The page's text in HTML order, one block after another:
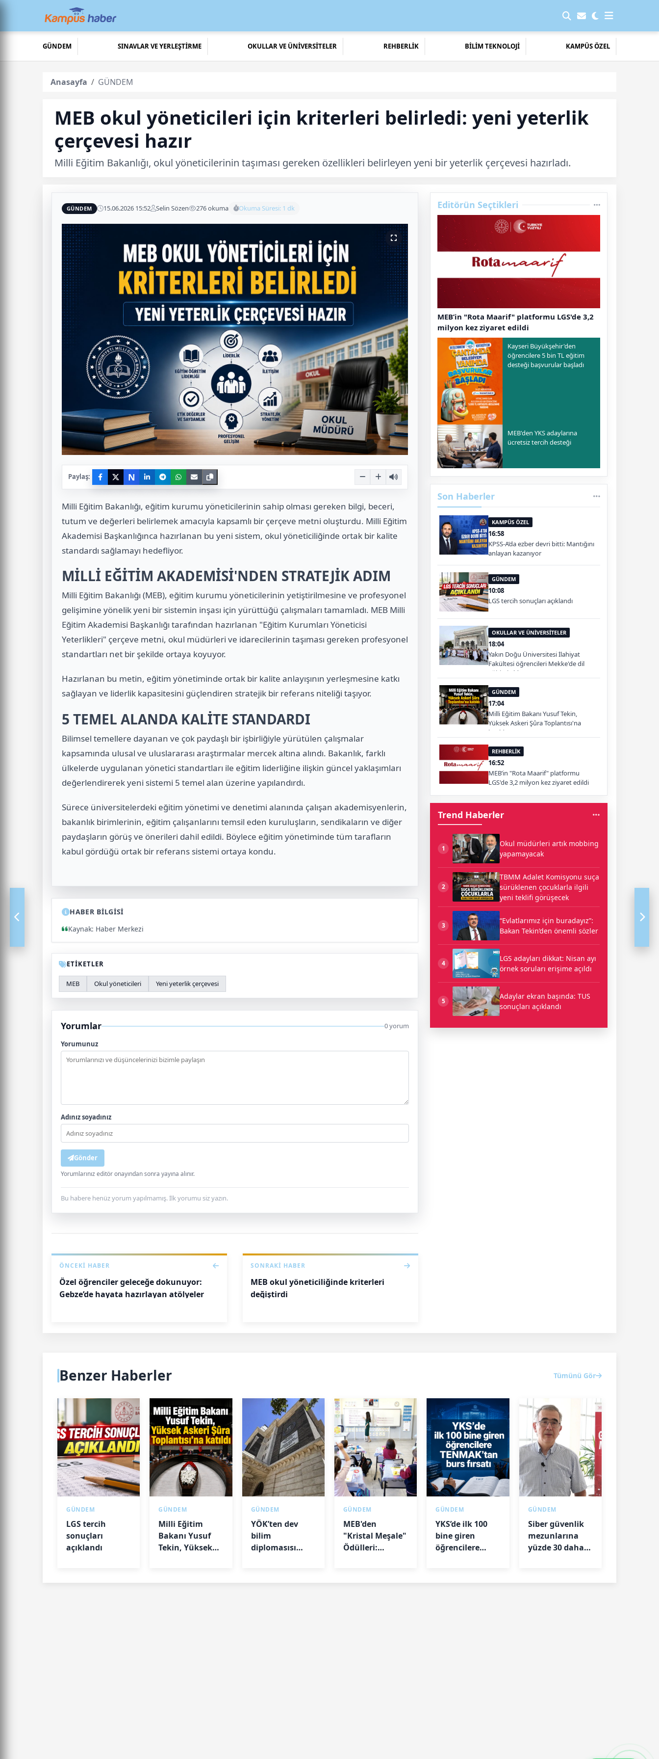
GÜNDEM SINAVLAR VE YERLEŞTİRME OKULLAR VE ÜNİVERSİTELER REHBERLİK BİLİM TEKNOLOJİ KAMPÜS ÖZEL
Anasayfa GÜNDEM
MEB okul yöneticileri için kriterleri belirledi: yeni yeterlik
çerçevesi hazır
Milli Eğitim Bakanlığı, okul yöneticilerinin taşıması gereken özellikleri belirleyen yeni bir yeterlik çerçevesi hazırladı.
GÜNDEM 15.06.2026 15:52 Selin Sözen 276 okuma Okuma Süresi: 1 dk
Paylaş: N
Milli Eğitim Bakanlığı, eğitim kurumu yöneticilerinin sahip olması gereken bilgi, beceri,
tutum ve değerleri belirlemek amacıyla kapsamlı bir çerçeve metni oluşturdu. Milli Eğitim
Akademisi Başkanlığınca hazırlanan bu yeni sistem, okul yöneticiliğinde ortak bir kalite
standardı sağlamayı hedefliyor.
MİLLİ EĞİTİM AKADEMİSİ'NDEN STRATEJİK ADIM
Milli Eğitim Bakanlığı (MEB), eğitim kurumu yöneticilerinin yetiştirilmesine ve profesyonel
gelişimine yönelik yeni bir sistemin inşası için yürüttüğü çalışmaları tamamladı. MEB Milli
Eğitim Akademisi Başkanlığı tarafından hazırlanan "Eğitim Kurumları Yöneticisi
Yeterlikleri" çerçeve metni, okul müdürleri ve idarecilerinin taşıması gereken profesyonel
standartları net bir şekilde ortaya koyuyor.
Hazırlanan bu metin, eğitim yönetiminde ortak bir kalite anlayışının yerleşmesine katkı
sağlayan ve liderlik kapasitesini güçlendiren stratejik bir referans niteliği taşıyor.
5 TEMEL ALANDA KALİTE STANDARDI
Bilimsel temellere dayanan ve çok paydaşlı bir işbirliğiyle yürütülen çalışmalar
kapsamında ulusal ve uluslararası araştırmalar mercek altına alındı. Bakanlık, farklı
ülkelerde uygulanan yönetici standartları ile eğitim liderliğine ilişkin güncel yaklaşımları
değerlendirerek yeni sistemi 5 temel alan üzerine yapılandırdı.
Sürece üniversitelerdeki eğitim yönetimi ve denetimi alanında çalışan akademisyenlerin,
bakanlık birimlerinin, eğitim çalışanlarını temsil eden kuruluşların, sendikaların ve diğer
paydaşların görüş ve önerileri dahil edildi. Böylece eğitim yönetiminde tüm tarafların
kabul gördüğü ortak bir referans sistemi ortaya kondu.
HABER BİLGİSİ
Kaynak: Haber Merkezi
ETİKETLER
MEB Okul yöneticileri Yeni yeterlik çerçevesi
Yorumlar 0 yorum
Yorumunuz
Adınız soyadınız
Gönder
Yorumlarınız editör onayından sonra yayına alınır.
Bu habere henüz yorum yapılmamış. İlk yorumu siz yazın.
ÖNCEKI HABER
Özel öğrenciler geleceğe dokunuyor:
Gebze’de hayata hazırlayan atölyeler
SONRAKI HABER
MEB okul yöneticiliğinde kriterleri
değiştirdi
Editörün Seçtikleri
MEB’in "Rota Maarif" platformu LGS'de 3,2
milyon kez ziyaret edildi
Kayseri Büyükşehir'den
öğrencilere 5 bin TL eğitim
desteği başvurular başladı
MEB'den YKS adaylarına
ücretsiz tercih desteği
Son Haberler
KAMPÜS ÖZEL
16:58
KPSS-A’da ezber devri bitti: Mantığını
anlayan kazanıyor
GÜNDEM
10:08
LGS tercih sonuçları açıklandı
OKULLAR VE ÜNİVERSİTELER
18:04
Yakın Doğu Üniversitesi İlahiyat
Fakültesi öğrencileri Mekke'de dil
eğitimi aldı
GÜNDEM
17:04
Milli Eğitim Bakanı Yusuf Tekin,
Yüksek Askeri Şûra Toplantısı'na
katıldı
REHBERLİK
16:52
MEB’in "Rota Maarif" platformu
LGS'de 3,2 milyon kez ziyaret edildi
Trend Haberler
1
Okul müdürleri artık mobbing
yapamayacak
2
TBMM Adalet Komisyonu suça
sürüklenen çocuklarla ilgili
yeni teklifi görüşecek
3
“Evlatlarımız için buradayız”:
Bakan Tekin’den önemli sözler
4
LGS adayları dikkat: Nisan ayı
örnek soruları erişime açıldı
5
Adaylar ekran başında: TUS
sonuçları açıklandı
Benzer Haberler Tümünü Gör
GÜNDEM
LGS tercih
sonuçları
açıklandı
GÜNDEM
Milli Eğitim
Bakanı Yusuf
Tekin, Yüksek
GÜNDEM
YÖK’ten dev
bilim
diplomasısı
GÜNDEM
MEB'den
"Kristal Meşale"
Ödülleri:
GÜNDEM
YKS’de ilk 100
bine giren
öğrencilere
GÜNDEM
Siber güvenlik
mezunlarına
yüzde 30 daha